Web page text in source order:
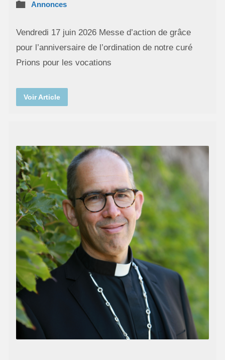
Annonces
Vendredi 17 juin 2026 Messe d’action de grâce
pour l’anniversaire de l’ordination de notre curé
Prions pour les vocations
Voir Article